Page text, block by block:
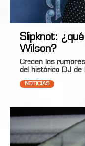
Slipknot:
Wilson?
Crecen los
del histórico DJ de
NOTICIAS